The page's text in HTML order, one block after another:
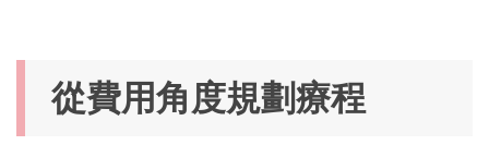
從費用角度規劃療程